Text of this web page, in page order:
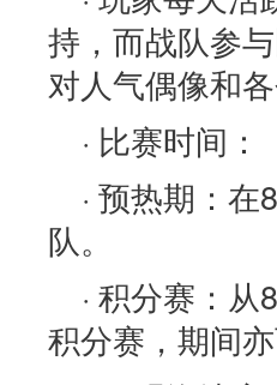
持，而战队参
对人气偶像和
· 比赛时间：
· 预热期：
队。
· 积分赛：
积分赛，期间亦